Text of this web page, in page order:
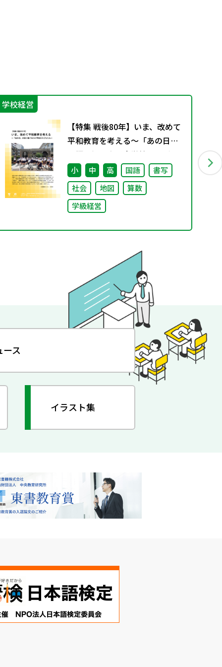
学校経営
【特集 戦後80年】いま、改めて
平和教育を考える〜「あの日」
を語り継ぐ本川小学校の子ども
たち〜
小 中 高 国語
書写
社会
地図
算数
学級経営
ース
イラスト集